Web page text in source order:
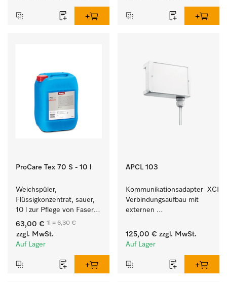
Trockner.
ProCare Tex 70 S - 10 l
Weichspüler,
Flüssigkonzentrat, sauer,
10 l zur Pflege von Fasern
für eine langfristige
Geschmeidigkeit der
Textilien.
63,00 € 1l = 6,30 €
zzgl. MwSt.
Auf Lager
APCL 103
Kommunikationsadapter  XCI
Verbindungsaufbau mit
externen
125,00 € zzgl. MwSt.
Auf Lager